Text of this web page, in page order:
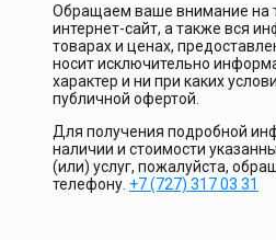
Обращаем ваше внимание на
интернет-сайт, а также вся
товарах и ценах,
носит исключительно
характер и ни при каких
публичной офертой.
Для получения подробной
наличии и стоимости
(или) услуг, пожалуйста,
телефону. +7 (727) 317 03 31